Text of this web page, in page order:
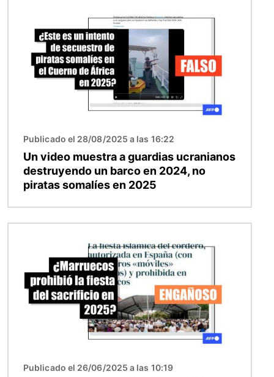
Publicado el 28/08/2025 a las 16:22
Un video muestra a guardias ucranianos
destruyendo un barco en 2024, no
piratas somalíes en 2025
Publicado el 26/06/2025 a las 10:19